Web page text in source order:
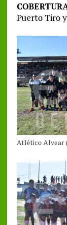
Puerto Tiro
Atlético Alvear